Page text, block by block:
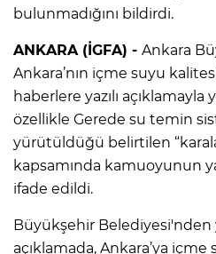
bulunmadığını bildirdi.
ANKARA (İGFA) - Ankara
Ankara’nın içme suyu
haberlere yazılı açıklamayla
özellikle Gerede su temin
yürütüldüğü belirtilen
kapsamında kamuoyunun
ifade edildi.
Büyükşehir Belediyesi'nden
açıklamada, Ankara’ya